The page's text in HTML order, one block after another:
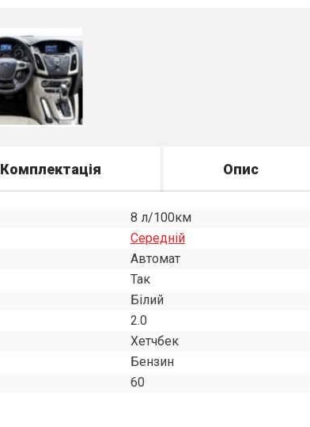
Комплектація Опис
8 л/100км
Середнiй
Автомат
Так
Білий
2.0
Хетчбек
Бензин
60